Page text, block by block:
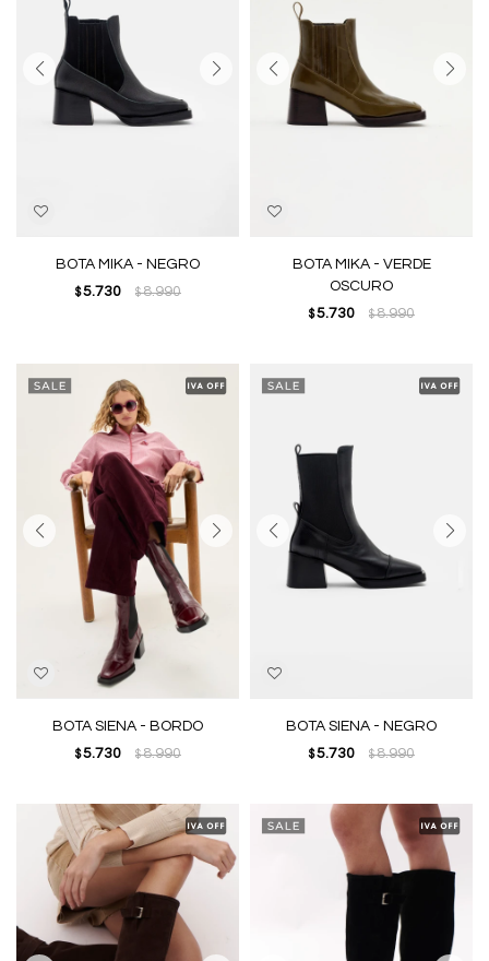
BOTA MIKA - NEGRO
$ 5.730 $8.990
BOTA MIKA - VERDE
OSCURO
$ 5.730 $8.990
BOTA SIENA - BORDO
$ 5.730 $8.990
BOTA SIENA - NEGRO
$ 5.730 $8.990